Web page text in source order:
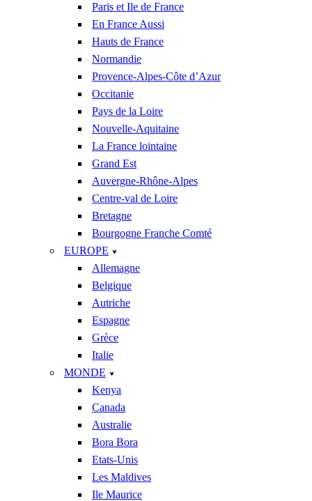
Paris et Ile de France
En France Aussi
Hauts de France
Normandie
Provence-Alpes-Côte d’Azur
Occitanie
Pays de la Loire
Nouvelle-Aquitaine
La France lointaine
Grand Est
Auvergne-Rhône-Alpes
Centre-val de Loire
Bretagne
Bourgogne Franche Comté
EUROPE
Allemagne
Belgique
Autriche
Espagne
Grèce
Italie
MONDE
Kenya
Canada
Australie
Bora Bora
Etats-Unis
Les Maldives
Ile Maurice